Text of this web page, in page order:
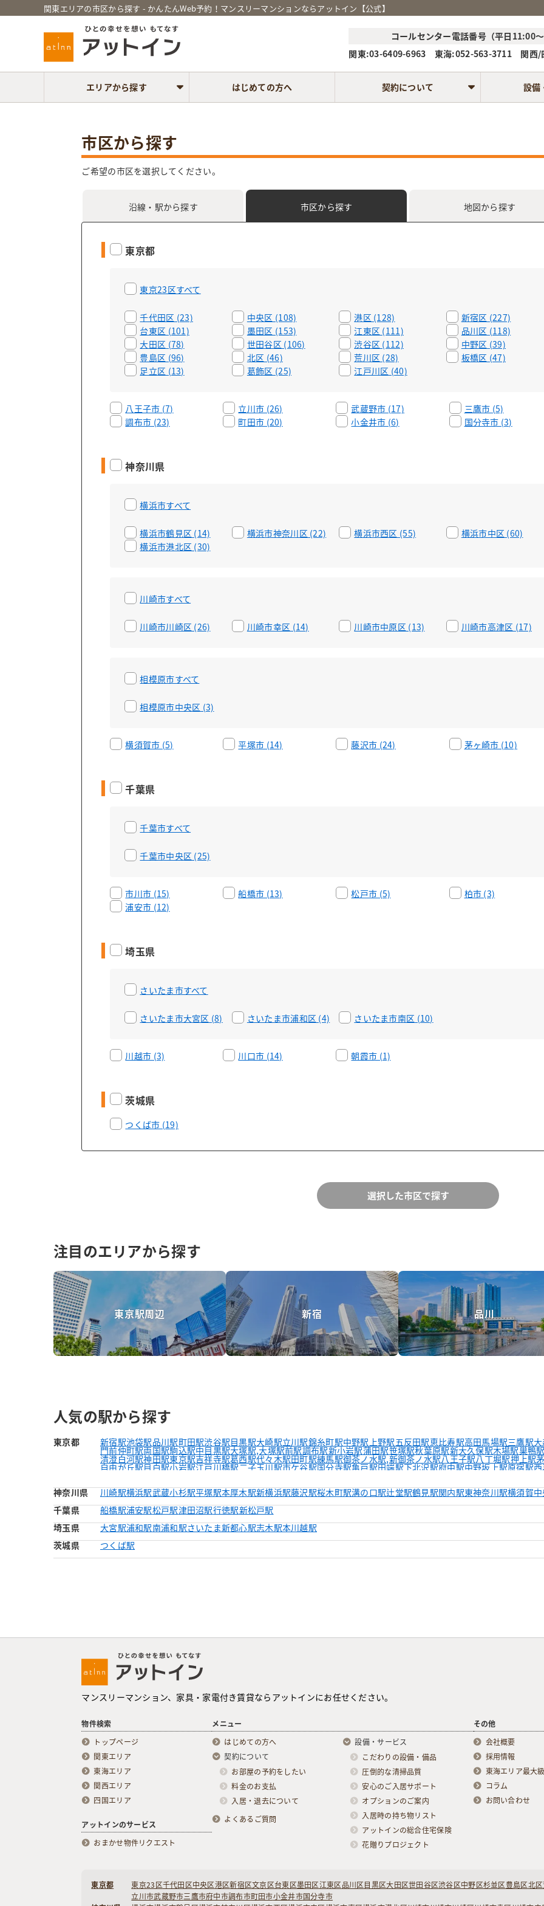
関東エリアの市区から探す - かんたんWeb予約！マンスリーマンションならアットイン【公式】
コールセンター電話番号（平日11:00
関東:03-6409-6963 東海:052-563-3711 関西/
エリアから探す はじめての方へ 契約について 設備
市区から探す
ご希望の市区を選択してください。
沿線・駅から探す 市区から探す 地図から探す
東京都
東京23区すべて
千代田区 (23) 中央区 (108) 港区 (128)
新宿区 (227)
台東区 (101)
墨田区 (153) 江東区 (111)
品川区 (118)
大田区 (78)
世田谷区 (106) 渋谷区 (112)
中野区 (39)
豊島区 (96)
北区 (46) 荒川区 (28)
板橋区 (47)
足立区 (13)
葛飾区 (25) 江戸川区 (40)
八王子市 (7) 立川市 (26) 武蔵野市 (17)
三鷹市 (5)
調布市 (23)
町田市 (20) 小金井市 (6) 国分寺市 (3)
神奈川県
横浜市すべて
横浜市鶴見区 (14) 横浜市神奈川区 (22) 横浜市西区 (55)
横浜市中区 (60)
横浜市港北区 (30)
川崎市すべて
川崎市川崎区 (26) 川崎市幸区 (14) 川崎市中原区 (13) 川崎市高津区 (17)
相模原市すべて
相模原市中央区 (3)
横須賀市 (5) 平塚市 (14) 藤沢市 (24) 茅ヶ崎市 (10)
千葉県
千葉市すべて
千葉市中央区 (25)
市川市 (15) 船橋市 (13) 松戸市 (5)
柏市 (3)
浦安市 (12)
埼玉県
さいたま市すべて
さいたま市大宮区 (8) さいたま市浦和区 (4) さいたま市南区 (10)
川越市 (3) 川口市 (14) 朝霞市 (1)
茨城県
つくば市 (19)
選択した市区で探す
注目のエリアから探す
東京駅周辺 新宿 品川
人気の駅から探す
東京都 新宿駅池袋駅品川駅町田駅渋谷駅目黒駅大崎駅立川駅錦糸町駅中野駅 上野駅五反田駅恵比寿駅高田馬場駅三鷹駅
門前仲町駅両国駅駒込駅中目黒駅大塚駅,大塚駅前駅調布駅新小岩駅蒲田駅笹塚駅秋葉原駅新大久保駅木場駅巣鴨
清澄白河駅神田駅東京駅吉祥寺駅葛西駅代々木駅田町駅練馬駅御茶ノ水駅,新御茶ノ水駅八王子駅八丁堀駅押上駅
自由が丘駅目白駅小岩駅江戸川橋駅二子玉川駅市ケ谷駅国分寺駅亀戸駅田端駅下北沢駅府中駅中野坂上駅原宿駅
学芸大学駅麻布十番駅有楽町駅月島駅
神奈川県 川崎駅横浜駅武蔵小杉駅平塚駅本厚木駅新横浜駅藤沢駅桜木町駅溝の口駅辻堂駅鶴見駅関内駅東神奈川駅横須賀
千葉県
船橋駅浦安駅松戸駅津田沼駅行徳駅新松戸駅
埼玉県
大宮駅浦和駅南浦和駅さいたま新都心駅志木駅本川越駅
茨城県
つくば駅
マンスリーマンション、家具・家電付き賃貸ならアットインにお任せください。
物件検索
トップページ
関東エリア
東海エリア
関西エリア
四国エリア
アットインのサービス
おまかせ物件リクエスト
メニュー
はじめての方へ
契約について
お部屋の予約をしたい
料金のお支払
入居・退去について
よくあるご質問
設備・サービス
こだわりの設備・備品
圧倒的な清掃品質
安心のご入居サポート
オプションのご案内
入居時の持ち物リスト
アットインの総合住宅保険
花贈りプロジェクト
その他
会社概要
採用情報
東海エリア最大
コラム
お問い合わせ
東京都 東京23区千代田区中央区港区新宿区文京区台東区墨田区江東区品川区目黒区大田区世田谷区渋谷区中野区杉並区豊島区北区
立川市武蔵野市三鷹市府中市調布市町田市小金井市国分寺市